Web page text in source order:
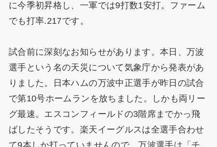
に今季初昇格し、一軍では9打数1安打。ファーム
でも打率.217です。
試合前に深刻なお知らせがあります。本日、万波
選手という名の天災について気象庁から発表があ
りました。日本ハムの万波中正選手が昨日の試合
で第10号ホームランを放ちました。しかも両リー
グ最速。エスコンフィールドの3階席までかっ飛
ばしたそうです。楽天イーグルスは全選手合わせ